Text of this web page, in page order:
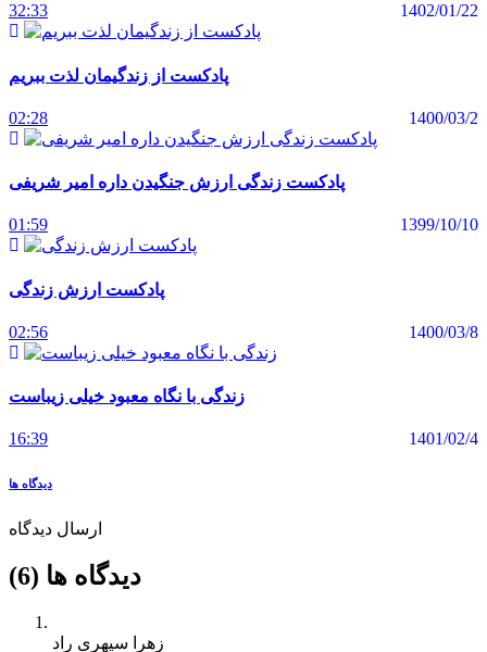
1402/01/22
32:33
پادکست از زندگیمان لذت ببریم
1400/03/2
02:28
پادکست زندگی ارزش جنگیدن داره امیر شریفی
1399/10/10
01:59
پادکست ارزش زندگی
1400/03/8
02:56
زندگی با نگاه معبود خیلی زیباست
1401/02/4
16:39
دیدگاه ها
ارسال دیدگاه
دیدگاه ها (6)
زهرا سپهری راد